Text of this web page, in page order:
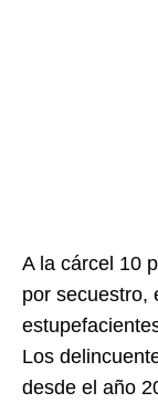
A la cárcel 10
por secuestro,
Los
desde el año